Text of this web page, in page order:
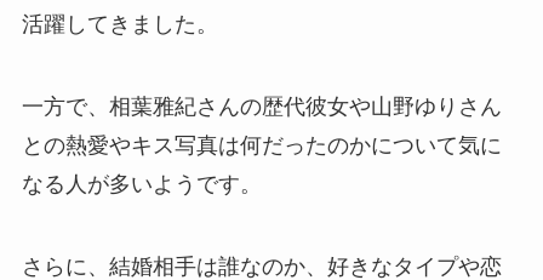
活躍してきました。
一方で、相葉雅紀さんの歴代彼女や山野ゆりさん
との熱愛やキス写真は何だったのかについて気に
なる人が多いようです。
さらに、結婚相手は誰なのか、好きなタイプや恋